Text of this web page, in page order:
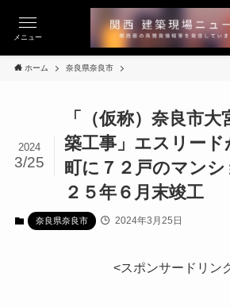
メニュー
ホーム 奈良県奈良市
「（仮称）奈良市
築工事」エスリード
町に７２戸のマン
２５年６月末竣工
2024
3/25
奈良県奈良市 2024年3月25日
<スポンサードリン